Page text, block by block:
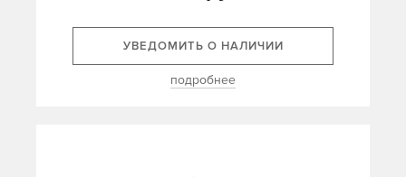
УВЕДОМИТЬ О НАЛИЧИИ
подробнее